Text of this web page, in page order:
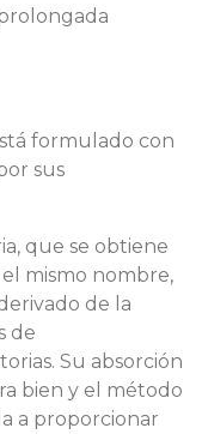
formulado con
sus
que se obtiene
mismo nombre,
de la
de
Su absorción
bien y el método
a proporcionar